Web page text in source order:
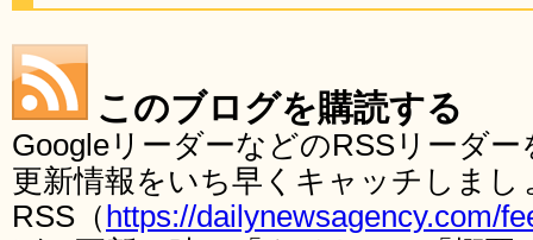
このブログを購読する
GoogleリーダーなどのRSSリーダ
更新情報をいち早くキャッチしま
RSS（ https://dailynewsagency.com/